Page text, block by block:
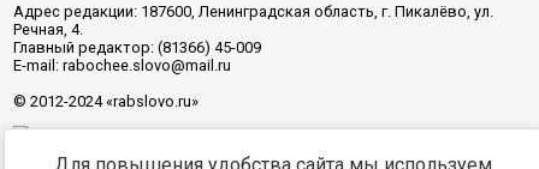
Адрес редакции: 187600, Ленинградская область, г. Пикалёво, ул.
Речная, 4.
Главный редактор: (81366) 45-009
E-mail: rabochee.slovo@mail.ru
© 2012-2024 «rabslovo.ru»